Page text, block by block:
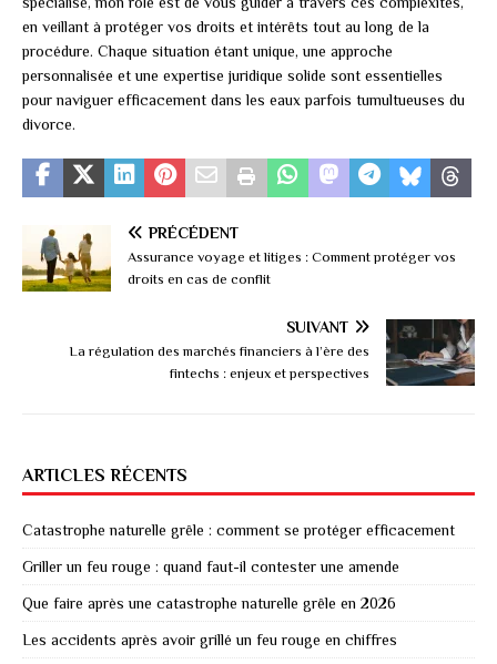
en veillant à protéger vos droits et intérêts tout au long de la
procédure. Chaque situation étant unique, une approche
personnalisée et une expertise juridique solide sont essentielles
pour naviguer efficacement dans les eaux parfois tumultueuses du
divorce.
PRÉCÉDENT
Assurance voyage et litiges : Comment protéger vos
droits en cas de conflit
SUIVANT
La régulation des marchés financiers à l’ère des
fintechs : enjeux et perspectives
ARTICLES RÉCENTS
Catastrophe naturelle grêle : comment se protéger efficacement
Griller un feu rouge : quand faut-il contester une amende
Que faire après une catastrophe naturelle grêle en 2026
Les accidents après avoir grillé un feu rouge en chiffres